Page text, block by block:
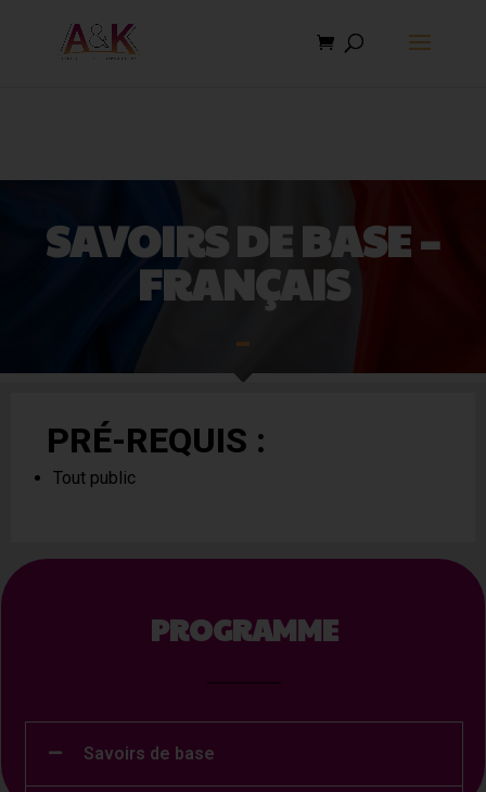
SAVOIRS DE BASE –
FRANÇAIS
PRÉ-REQUIS :
Tout public
PROGRAMME
Savoirs de base